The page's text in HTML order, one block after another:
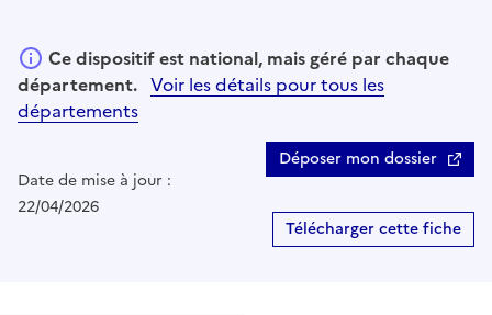
Ce dispositif est national, mais géré par chaque
département. Voir les détails pour tous les
départements
Date de mise à jour :
22/04/2026
Déposer mon dossier
Télécharger cette fiche